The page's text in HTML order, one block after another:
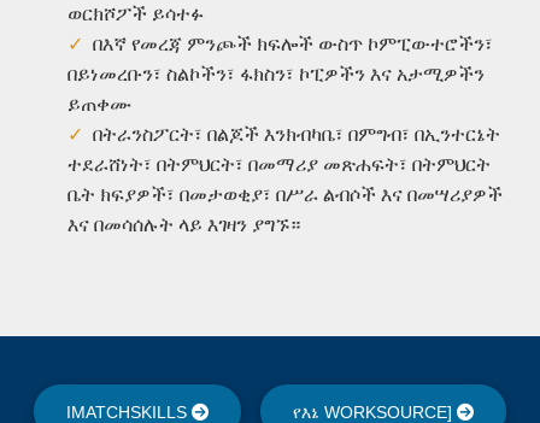
ወርክሾፖች ይሳተፉ
በእኛ የመረጃ ምንጮች ክፍሎች ውስጥ ኮምፒውተሮችን፣
በይነመረቡን፣ ስልኮችን፣ ፋክስን፣ ኮፒዎችን እና አታሚዎችን
ይጠቀሙ
በትራንስፖርት፣ በልጆች እንክብካቤ፣ በምግብ፣ በኢንተርኔት
ተደራሸነት፣ በትምህርት፣ በመማሪያ መጽሐፍት፣ በትምህርት
ቤት ክፍያዎች፣ በመታወቂያ፣ በሥራ ልብሶች እና በመሣሪያዎች
እና በመሳሰሉት ላይ እገዛን ያግኙ።
IMATCHSKILLS የእኔ WORKSOURCE]